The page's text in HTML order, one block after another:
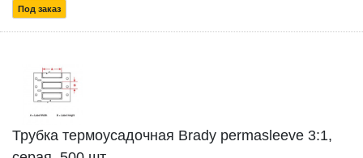
Под заказ
Трубка термоусадочная Brady permasleeve 3:1,